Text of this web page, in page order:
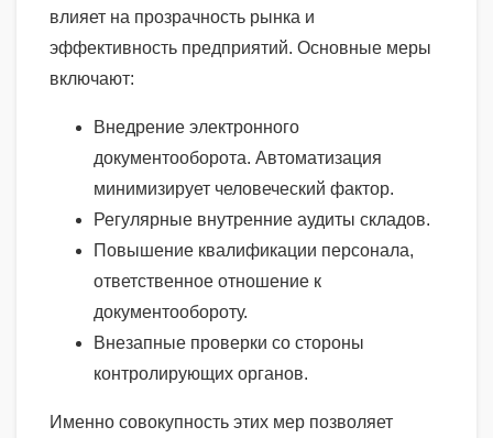
влияет на прозрачность рынка и
эффективность предприятий. Основные меры
включают:
Внедрение электронного
документооборота. Автоматизация
минимизирует человеческий фактор.
Регулярные внутренние аудиты складов.
Повышение квалификации персонала,
ответственное отношение к
документообороту.
Внезапные проверки со стороны
контролирующих органов.
Именно совокупность этих мер позволяет